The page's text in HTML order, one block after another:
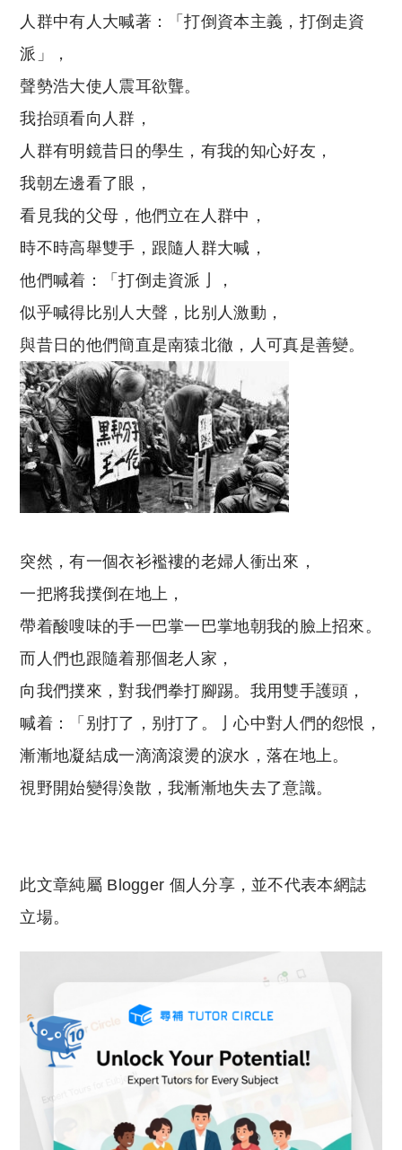
人群中有人大喊著：「打倒資本主義，打倒走資
派」，
聲勢浩大使人震耳欲聾。
我抬頭看向人群，
人群有明鏡昔日的學生，有我的知心好友，
我朝左邊看了眼，
看見我的父母，他們立在人群中，
時不時高舉雙手，跟隨人群大喊，
他們喊着：「打倒走資派亅，
似乎喊得比别人大聲，比别人激動，
與昔日的他們簡直是南猿北徹，人可真是善變。
突然，有一個衣衫襤褸的老婦人衝出來，
一把將我撲倒在地上，
帶着酸嗖味的手一巴掌一巴掌地朝我的臉上招來。
而人們也跟隨着那個老人家，
向我們撲來，對我們拳打腳踢。我用雙手護頭，
喊着：「别打了，别打了。亅心中對人們的怨恨，
漸漸地凝結成一滴滴滾燙的淚水，落在地上。
視野開始變得渙散，我漸漸地失去了意識。
此文章純屬 Blogger 個人分享，並不代表本網誌
立場。